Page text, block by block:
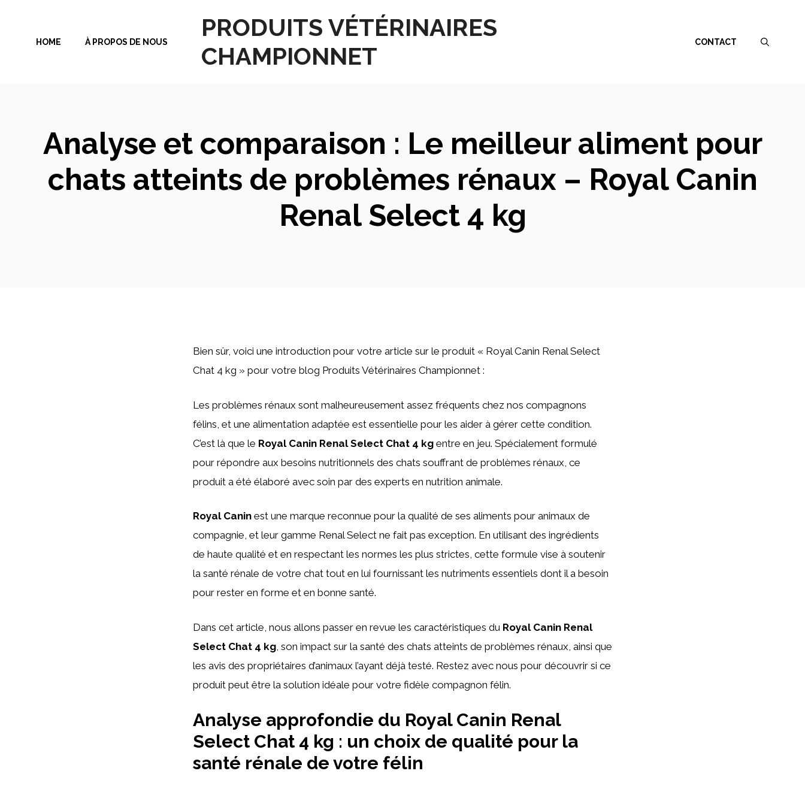
contenu
PRODUITS VÉTÉRINAIRES
CHAMPIONNET
HOME À PROPOS DE NOUS CONTACT
Analyse et comparaison : Le meilleur aliment pour
chats atteints de problèmes rénaux – Royal Canin
Renal Select 4 kg
Bien sûr, voici une introduction pour votre article sur le produit « Royal Canin Renal Select
Chat 4 kg » pour votre blog Produits Vétérinaires Championnet :
Les problèmes rénaux sont malheureusement assez fréquents chez nos compagnons
félins, et une alimentation adaptée est essentielle pour les aider à gérer cette condition.
C’est là que le Royal Canin Renal Select Chat 4 kg entre en jeu. Spécialement formulé
pour répondre aux besoins nutritionnels des chats souffrant de problèmes rénaux, ce
produit a été élaboré avec soin par des experts en nutrition animale.
Royal Canin est une marque reconnue pour la qualité de ses aliments pour animaux de
compagnie, et leur gamme Renal Select ne fait pas exception. En utilisant des ingrédients
de haute qualité et en respectant les normes les plus strictes, cette formule vise à soutenir
la santé rénale de votre chat tout en lui fournissant les nutriments essentiels dont il a besoin
pour rester en forme et en bonne santé.
Dans cet article, nous allons passer en revue les caractéristiques du Royal Canin Renal
Select Chat 4 kg , son impact sur la santé des chats atteints de problèmes rénaux, ainsi que
les avis des propriétaires d’animaux l’ayant déjà testé. Restez avec nous pour découvrir si ce
produit peut être la solution idéale pour votre fidèle compagnon félin.
Analyse approfondie du Royal Canin Renal
Select Chat 4 kg : un choix de qualité pour la
santé rénale de votre félin